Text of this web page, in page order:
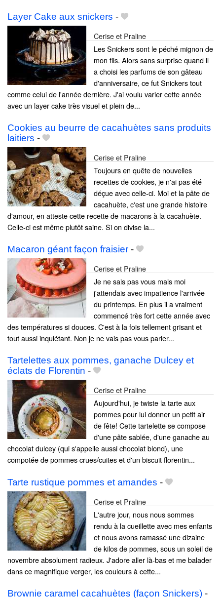
Layer Cake aux snickers -
Cerise et Praline
Les Snickers sont le péché mignon de
mon fils. Alors sans surprise quand il
a choisi les parfums de son gâteau
d'anniversaire, ce fut Snickers tout
comme celui de l'année dernière. J'ai voulu varier cette année
avec un layer cake très visuel et plein de...
Cookies au beurre de cacahuètes sans produits
laitiers -
Cerise et Praline
Toujours en quête de nouvelles
recettes de cookies, je n'ai pas été
déçue avec celle-ci. Moi et la pâte de
cacahuète, c'est une grande histoire
d'amour, en atteste cette recette de macarons à la cacahuète.
Celle-ci est même plutôt saine. Si on divise la...
Macaron géant façon fraisier -
Cerise et Praline
Je ne sais pas vous mais moi
j'attendais avec impatience l'arrivée
du printemps. En plus il a vraiment
commencé très fort cette année avec
des températures si douces. C'est à la fois tellement grisant et
tout aussi inquiétant. Non je ne vais pas vous parler...
Tartelettes aux pommes, ganache Dulcey et
éclats de Florentin -
Cerise et Praline
Aujourd'hui, je twiste la tarte aux
pommes pour lui donner un petit air
de fête! Cette tartelette se compose
d'une pâte sablée, d'une ganache au
chocolat dulcey (qui s'appelle aussi chocolat blond), une
compotée de pommes crues/cuites et d'un biscuit florentin...
Tarte rustique pommes et amandes -
Cerise et Praline
L'autre jour, nous nous sommes
rendu à la cueillette avec mes enfants
et nous avons ramassé une dizaine
de kilos de pommes, sous un soleil de
novembre absolument radieux. J'adore aller là-bas et me balader
dans ce magnifique verger, les couleurs à cette...
Brownie caramel cacahuètes (façon Snickers) -